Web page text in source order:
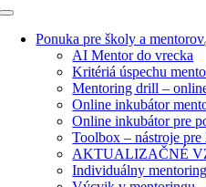
Toggle
NavigationPonuka pre školy a mentorov
AI Mentor do vrecka
Kritériá úspechu
Mentoring drill –
Online inkubátor
Online inkubátor pre
Toolbox – nástroje pre
AKTUALIZAČNÉ
Individuálny mentoring